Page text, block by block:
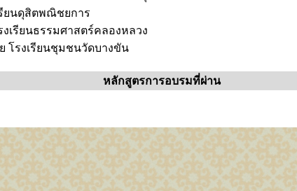
รียนดุสิตพณิชยการ
เรียนธรรมศาสตร์คลองหลวง
โรงเรียนชุมชนวัดบางขัน
หลักสูตรการอบรมที่ผ่าน